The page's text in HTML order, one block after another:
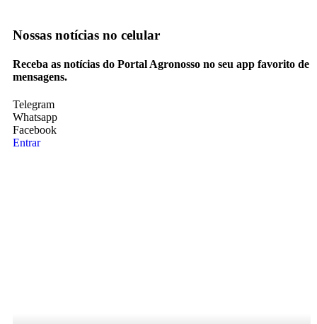
Nossas notícias no celular
Receba as notícias do Portal Agronosso no seu app favorito de
mensagens.
Telegram
Whatsapp
Facebook
Entrar